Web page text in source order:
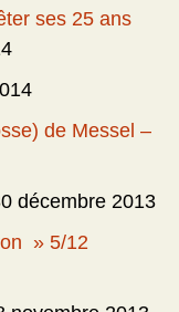
ses 25 ans
de Messel –
décembre 2013
» 5/12